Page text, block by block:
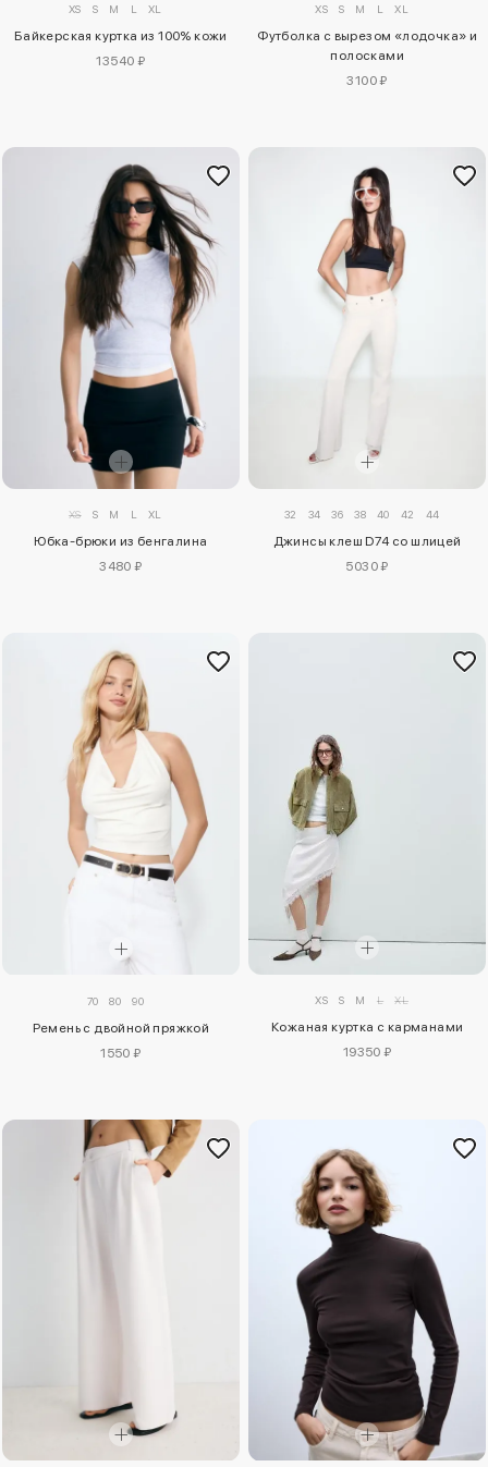
XS S M L XL
Байкерская куртка из 100% кожи
13540 ₽
XS S M L XL
Футболка с вырезом «лодочка» и
полосками
3100 ₽
XS S M L XL
Юбка-брюки из бенгалина
3480 ₽
32 34 36 38 40 42 44
Джинсы клеш D74 со шлицей
5030 ₽
70 80 90
Ремень с двойной пряжкой
1550 ₽
XS S M L XL
Кожаная куртка с карманами
19350 ₽